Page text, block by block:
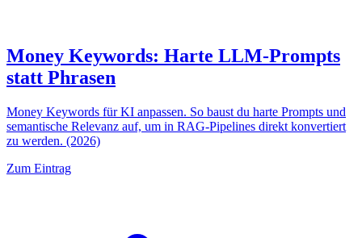
Money Keywords: Harte LLM-Prompts
statt Phrasen
Money Keywords für KI anpassen. So baust du harte Prompts und
semantische Relevanz auf, um in RAG-Pipelines direkt konvertiert
zu werden. (2026)
Zum Eintrag